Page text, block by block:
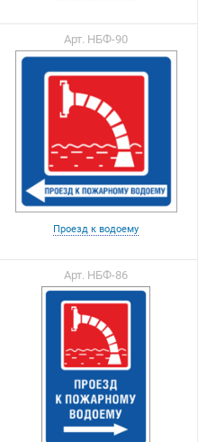
Арт. НБФ-90
Проезд к водоему
Арт. НБФ-86